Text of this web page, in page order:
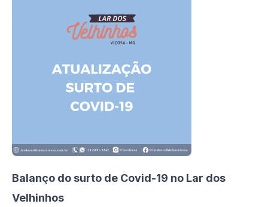
Balanço do surto de Covid-19 no Lar dos
Velhinhos